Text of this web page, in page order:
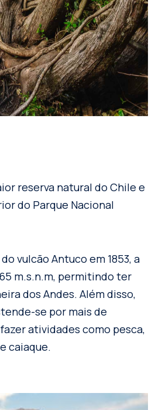
reserva natural do Chile e
do Parque Nacional
vulcão Antuco em 1853, a
m.s.n.m, permitindo ter
dos Andes. Além disso,
se por mais de
atividades como pesca,
caiaque.